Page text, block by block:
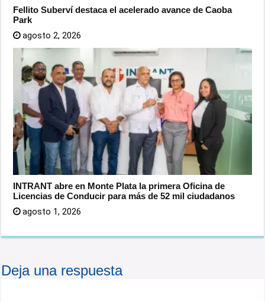
Fellito Suberví destaca el acelerado avance de Caoba
Park
agosto 2, 2026
INTRANT abre en Monte Plata la primera Oficina de
Licencias de Conducir para más de 52 mil ciudadanos
agosto 1, 2026
Deja una respuesta